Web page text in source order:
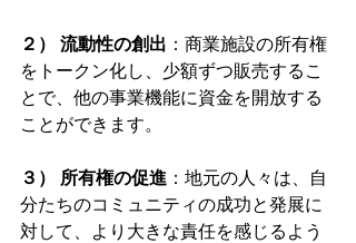
２） 流動性の創出 ：商業施設の所有権
をトークン化し、少額ずつ販売するこ
とで、他の事業機能に資金を開放する
ことができます。
３） 所有権の促進 ：地元の人々は、自
分たちのコミュニティの成功と発展に
対して、より大きな責任を感じるよう